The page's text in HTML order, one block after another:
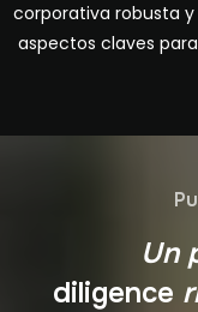
corporativa robusta
aspectos claves
Un
diligence